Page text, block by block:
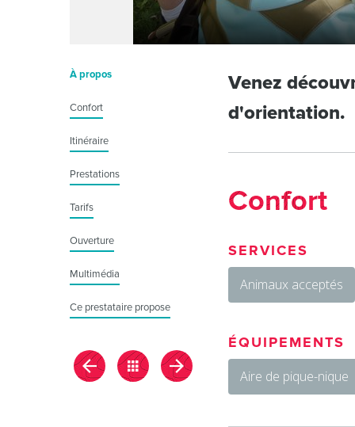
À propos
Confort
Itinéraire
Prestations
Tarifs
Ouverture
Multimédia
Ce prestataire propose
Venez
d'orientation.
Confort
SERVICES
Animaux acceptés
ÉQUIPEMENTS
Aire de pique-nique